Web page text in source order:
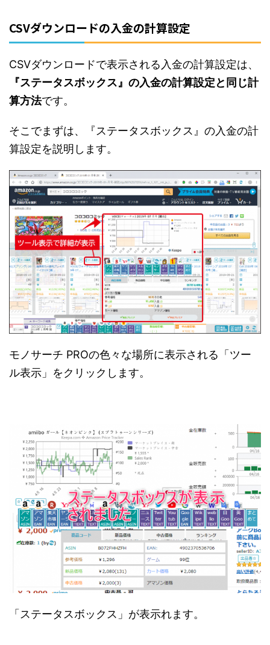
CSVダウンロードの入金の計算設定
CSVダウンロードで表示される入金の計算設定は、
『ステータスボックス』の入金の計算設定と同じ計
算方法です。
そこでまずは、『ステータスボックス』の入金の計
算設定を説明します。
モノサーチ PROの色々な場所に表示される「ツー
ル表示」をクリックします。
「ステータスボックス」が表示れます。